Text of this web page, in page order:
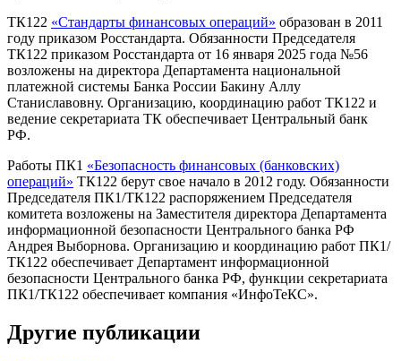
ТК122 «Стандарты финансовых операций» образован в 2011
году приказом Росстандарта. Обязанности Председателя
ТК122 приказом Росстандарта от 16 января 2025 года №56
возложены на директора Департамента национальной
платежной системы Банка России Бакину Аллу
Станиславовну. Организацию, координацию работ ТК122 и
ведение секретариата ТК обеспечивает Центральный банк
РФ.
Работы ПК1 «Безопасность финансовых (банковских)
операций» ТК122 берут свое начало в 2012 году. Обязанности
Председателя ПК1/ТК122 распоряжением Председателя
комитета возложены на Заместителя директора Департамента
информационной безопасности Центрального банка РФ
Андрея Выборнова. Организацию и координацию работ ПК1/
ТК122 обеспечивает Департамент информационной
безопасности Центрального банка РФ, функции секретариата
ПК1/ТК122 обеспечивает компания «ИнфоТеКС».
Другие публикации